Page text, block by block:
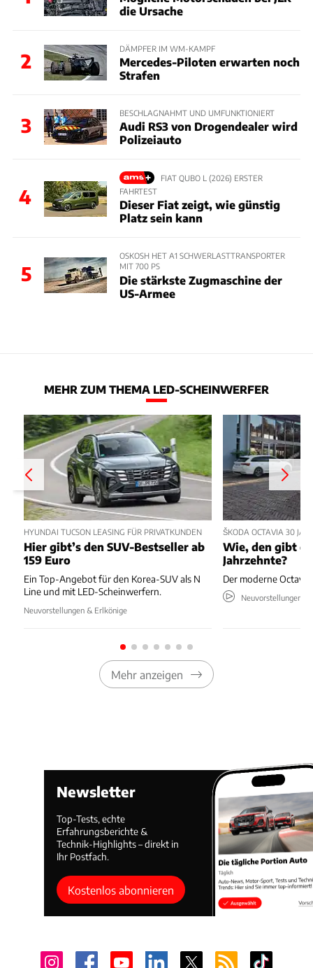
die Ursache
2
DÄMPFER IM WM-KAMPF
Mercedes-Piloten erwarten noch
Strafen
3
BESCHLAGNAHMT UND UMFUNKTIONIERT
Audi RS3 von Drogendealer wird
Polizeiauto
4
FIAT QUBO L (2026) ERSTER
FAHRTEST
Dieser Fiat zeigt, wie günstig
Platz sein kann
5
OSKOSH HET A1 SCHWERLASTTRANSPORTER
MIT 700 PS
Die stärkste Zugmaschine der
US-Armee
MEHR ZUM THEMA LED-SCHEINWERFER
HYUNDAI TUCSON LEASING FÜR PRIVATKUNDEN
Hier gibt’s den SUV-Bestseller ab
159 Euro
Ein Top-Angebot für den Korea-SUV als N
Line und mit LED-Scheinwerfern.
Neuvorstellungen & Erlkönige
ŠKODA OCTAVIA 30
Wie, den gibt
Jahrzehnte?
Der moderne
Neuvorstellungen &
Mehr anzeigen
Newsletter
Top-Tests, echte
Erfahrungsberichte &
Technik-Highlights – direkt in
Ihr Postfach.
Kostenlos abonnieren